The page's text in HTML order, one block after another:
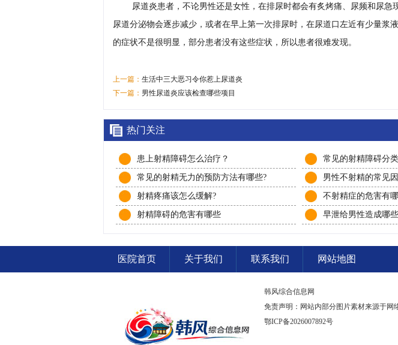
尿道炎患者，不论男性还是女性，在排尿时都会有炙烤痛、尿频和尿急
尿道分泌物会逐步减少，或者在早上第一次排尿时，在尿道口左近有少量浆
的症状不是很明显，部分患者没有这些症状，所以患者很难发现。
上一篇： 生活中三大恶习令你惹上尿道炎
下一篇： 男性尿道炎应该检查哪些项目
热门关注
患上射精障碍怎么治疗？ 常见的射精障碍分类
常见的射精无力的预防方法有哪些? 男性不射精的常见
射精疼痛该怎么缓解? 不射精症的危害有
射精障碍的危害有哪些
早泄给男性造成哪
的苦恼！
医院首页 关于我们 联系我们 网站地图
韩风综合信息网
免责声明：网站内部分图片素材来源于网
鄂ICP备2026007892号